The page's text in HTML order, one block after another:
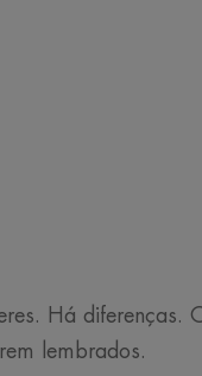
Há diferenças.
lembrados.